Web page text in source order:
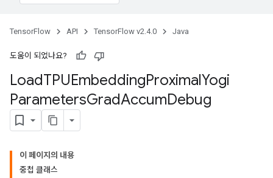
TensorFlow API TensorFlow v2.4.0 Java
도움이 되었나요?
LoadTPUEmbeddingProximalYogi
ParametersGradAccumDebug
이 페이지의 내용
중첩 클래스